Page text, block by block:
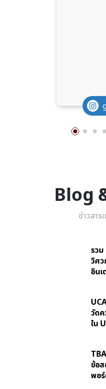
Blog
ข่าวสาร
รว
วิศ
อินเ
วัด
ใน
ข้อ
พอ